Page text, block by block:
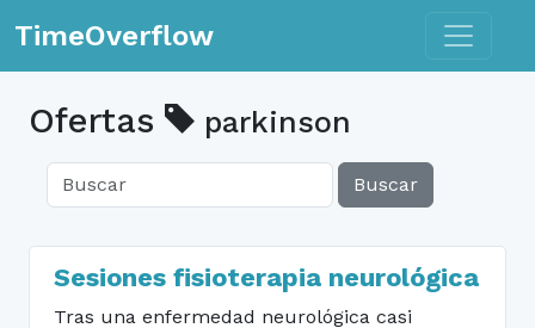
TimeOverflow Toggle
Ofertas parkinson
Buscar
Sesiones fisioterapia neurológica
Tras una enfermedad neurológica casi